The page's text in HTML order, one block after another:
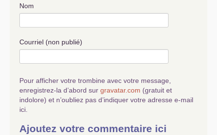
Nom
Courriel (non publié)
Pour afficher votre trombine avec votre message,
enregistrez-la d’abord sur gravatar.com (gratuit et
indolore) et n’oubliez pas d’indiquer votre adresse e-mail
ici.
Ajoutez votre commentaire ici